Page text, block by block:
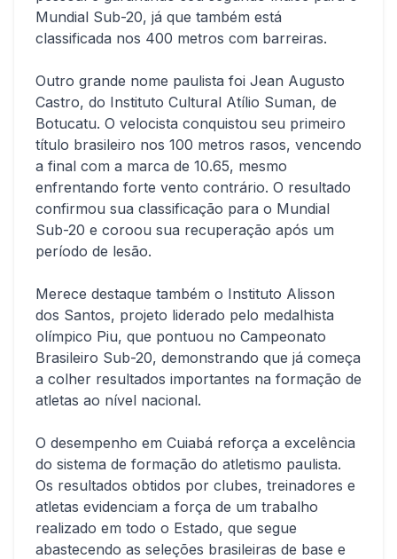
Mundial Sub-20, já que também está
classificada nos 400 metros com barreiras.
Outro grande nome paulista foi Jean Augusto
Castro, do Instituto Cultural Atílio Suman, de
Botucatu. O velocista conquistou seu primeiro
título brasileiro nos 100 metros rasos, vencendo
a final com a marca de 10.65, mesmo
enfrentando forte vento contrário. O resultado
confirmou sua classificação para o Mundial
Sub-20 e coroou sua recuperação após um
período de lesão.
Merece destaque também o Instituto Alisson
dos Santos, projeto liderado pelo medalhista
olímpico Piu, que pontuou no Campeonato
Brasileiro Sub-20, demonstrando que já começa
a colher resultados importantes na formação de
atletas ao nível nacional.
O desempenho em Cuiabá reforça a excelência
do sistema de formação do atletismo paulista.
Os resultados obtidos por clubes, treinadores e
atletas evidenciam a força de um trabalho
realizado em todo o Estado, que segue
abastecendo as seleções brasileiras de base e